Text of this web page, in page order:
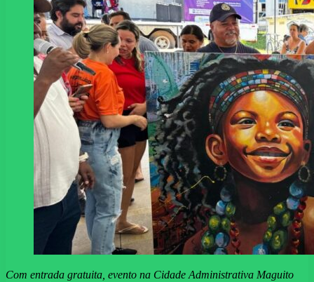
Com entrada gratuita, evento na Cidade Administrativa Maguito